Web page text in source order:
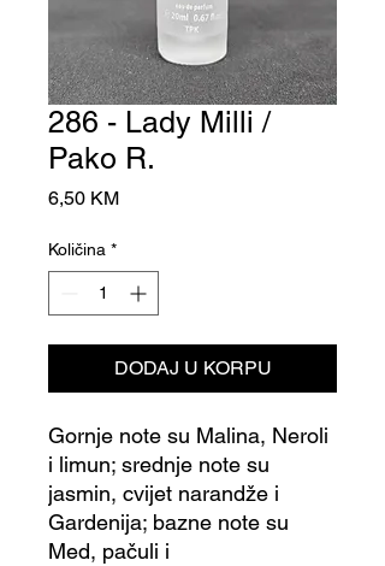
286 - Lady Milli /
Pako R.
6,50 KMCijena
Količina *
DODAJ U KORPU
Gornje note su Malina, Neroli
i limun; srednje note su
jasmin, cvijet narandže i
Gardenija; bazne note su
Med, pačuli i